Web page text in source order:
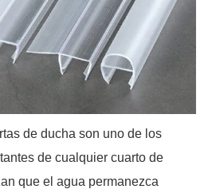
de ducha son uno de los
de cualquier cuarto de
que el agua permanezca